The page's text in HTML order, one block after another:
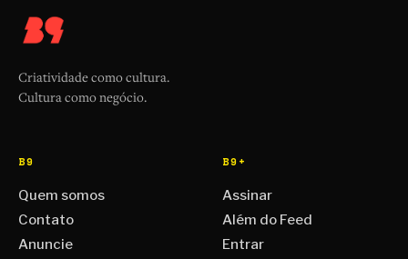
Criatividade como cultura.
Cultura como negócio.
B9
Quem somos
Contato
Anuncie
B9+
Assinar
Além do Feed
Entrar